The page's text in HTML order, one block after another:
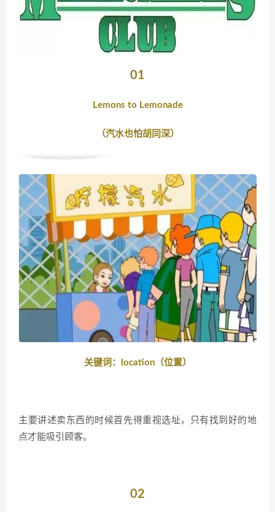
01
Lemons to Lemonade
（汽水也怕胡同深）
关键词：location（位置）
主要讲述卖东西的时候首先得重视选址，只有找到好的地
点才能吸引顾客。
02